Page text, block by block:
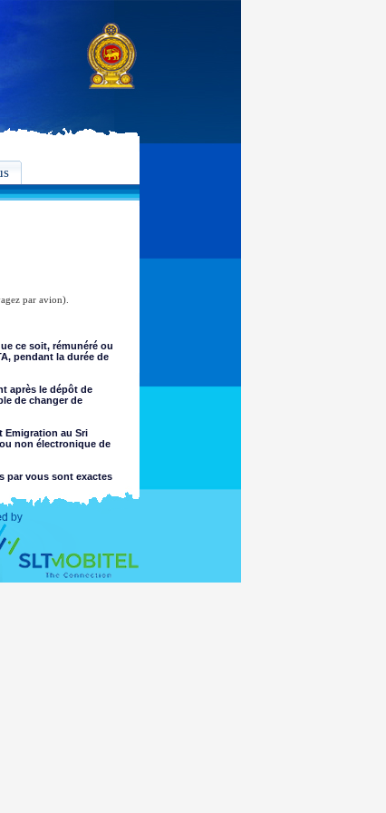
par avion).
ce soit, rémunéré ou
pendant la durée de
après le dépôt de
de changer de
Emigration au Sri
non électronique de
par vous sont exactes